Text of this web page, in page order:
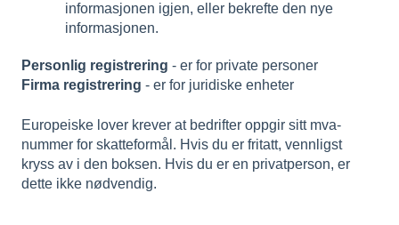
informasjonen igjen, eller bekrefte den nye
informasjonen.
Personlig registrering - er for private personer
Firma registrering - er for juridiske enheter
Europeiske lover krever at bedrifter oppgir sitt mva-
nummer for skatteformål. Hvis du er fritatt, vennligst
kryss av i den boksen. Hvis du er en privatperson, er
dette ikke nødvendig.